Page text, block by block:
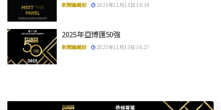
新聞編輯部 2025年11月13日 16:34
2025年亞博匯50強
新聞編輯部 2025年11月13日 16:27